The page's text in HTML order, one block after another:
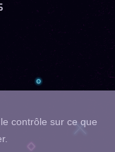
contrôle sur ce que